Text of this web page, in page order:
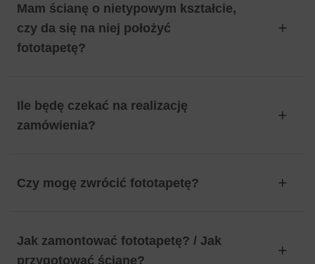
Mam ścianę o nietypowym kształcie,
czy da się na niej położyć
fototapetę?
Ile będę czekać na realizację
zamówienia?
Czy mogę zwrócić fototapetę?
Jak zamontować fototapetę? / Jak
przygotować ścianę?